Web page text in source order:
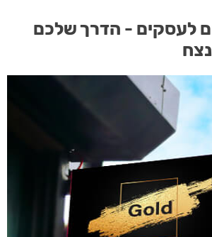
לעסקים - הדרך שלכם